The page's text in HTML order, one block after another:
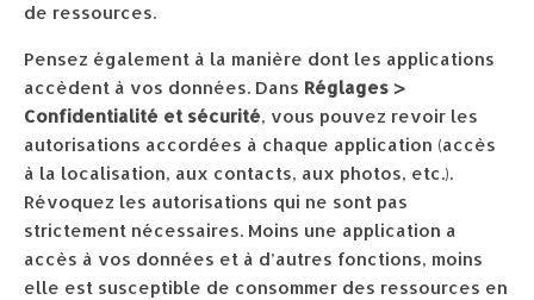
de ressources.
Pensez également à la manière dont les applications
accèdent à vos données. Dans Réglages >
Confidentialité et sécurité, vous pouvez revoir les
autorisations accordées à chaque application (accès
à la localisation, aux contacts, aux photos, etc.).
Révoquez les autorisations qui ne sont pas
strictement nécessaires. Moins une application a
accès à vos données et à d’autres fonctions, moins
elle est susceptible de consommer des ressources en